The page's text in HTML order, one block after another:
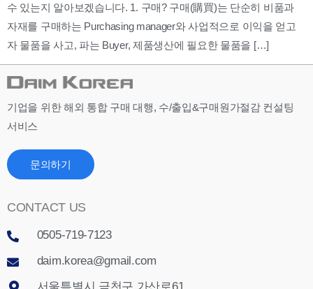
수 있는지 알아보겠습니다. 1. 구매? 구매(購買)는 단순히 비품과
자재를 구매하는 Purchasing manager와 사업적으로 이익을 얻고
자 물품을 사고, 파는 Buyer, 제품생산에 필요한 물품을 […]
기업을 위한 해외 통합 구매 대행, 수/출입&구매원가절감 컨설팅
서비스
문의하기
CONTACT US
0505-719-7123
daim.korea@gmail.com